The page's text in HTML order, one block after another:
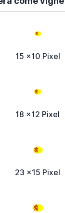
15 x10 Pixel
18 x12 Pixel
23 x15 Pixel